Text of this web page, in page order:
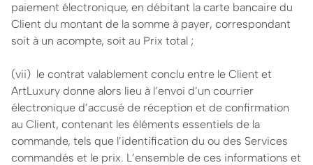
paiement électronique, en débitant la carte bancaire du
Client du montant de la somme à payer, correspondant
soit à un acompte, soit au Prix total ;
(vii) le contrat valablement conclu entre le Client et
ArtLuxury donne alors lieu à l’envoi d’un courrier
électronique d’accusé de réception et de confirmation
au Client, contenant les éléments essentiels de la
commande, tels que l’identification du ou des Services
commandés et le prix. L’ensemble de ces informations et